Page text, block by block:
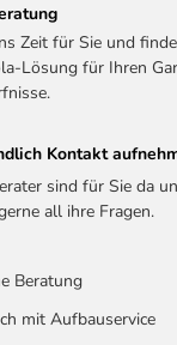
Zeit für Sie und
Lösung für Ihren
Kontakt
sind für Sie da
all ihre Fragen.
Beratung
mit Aufbauservice